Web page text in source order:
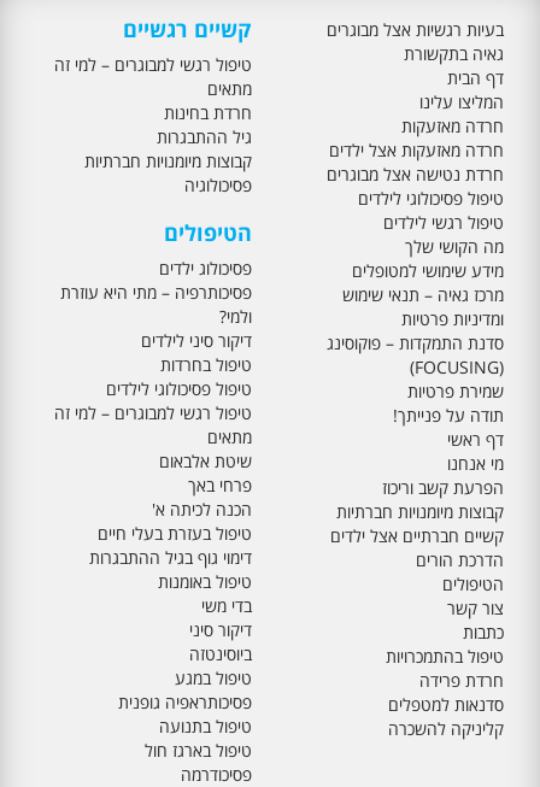
בעיות רגשיות אצל מבוגרים
גאיה בתקשורת
דף הבית
המליצו עלינו
חרדה מאזעקות
חרדה מאזעקות אצל ילדים
חרדת נטישה אצל מבוגרים
טיפול פסיכולוגי לילדים
טיפול רגשי לילדים
מה הקושי שלך
מידע שימושי למטופלים
מרכז גאיה – תנאי שימוש
ומדיניות פרטיות
סדנת התמקדות – פוקוסינג
(FOCUSING)
שמירת פרטיות
תודה על פנייתך!
דף ראשי
מי אנחנו
הפרעת קשב וריכוז
קבוצות מיומנויות חברתיות
קשיים חברתיים אצל ילדים
הדרכת הורים
הטיפולים
צור קשר
כתבות
טיפול בהתמכרויות
חרדת פרידה
סדנאות למטפלים
קליניקה להשכרה
קשיים רגשיים
טיפול רגשי למבוגרים – למי זה
מתאים
חרדת בחינות
גיל ההתבגרות
קבוצות מיומנויות חברתיות
פסיכולוגיה
הטיפולים
פסיכולוג ילדים
פסיכותרפיה – מתי היא עוזרת
ולמי?
דיקור סיני לילדים
טיפול בחרדות
טיפול פסיכולוגי לילדים
טיפול רגשי למבוגרים – למי זה
מתאים
שיטת אלבאום
פרחי באך
הכנה לכיתה א'
טיפול בעזרת בעלי חיים
דימוי גוף בגיל ההתבגרות
טיפול באומנות
בדי משי
דיקור סיני
ביוסינטזה
טיפול במגע
פסיכותראפיה גופנית
טיפול בתנועה
טיפול בארגז חול
פסיכודרמה